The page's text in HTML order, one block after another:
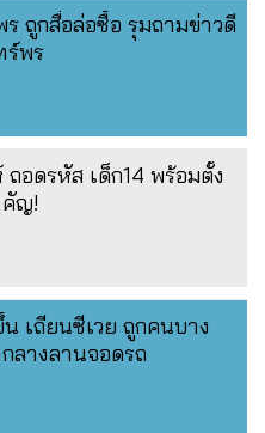
ร ถูกสื่อล่อซื้อ รุมถามข่าวดี
ร์พร
อดรหัส เด็ก14 พร้อมตั้ง
คัญ!
น เถียนซีเวย ถูกคนบาง
ลางลานจอดรถ